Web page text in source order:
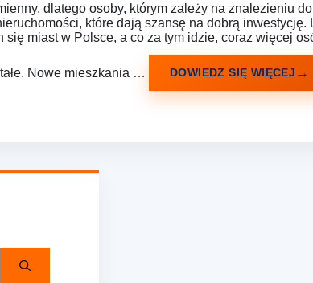
dlatego osoby, którym zależy na znalezieniu
które dają szansę na dobrą inwestycję.
miast w Polsce, a co za tym idzie, coraz więcej
Nowe mieszkania … DOWIEDZ SIĘ WIĘCEJ